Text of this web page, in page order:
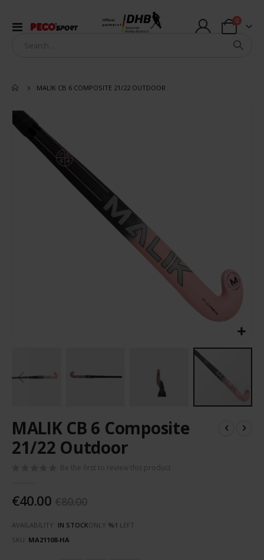
Toggle
Official
partner of
Cart
0items
MALIK CB 6 COMPOSITE 21/22 OUTDOOR
the
to
the
beginning
gallery
MALIK CB 6 Composite
21/22 Outdoor
Be the first to review this product
€40.00
AVAILABILITY: IN STOCKONLY %1 LEFT
SKU MA21108-HA